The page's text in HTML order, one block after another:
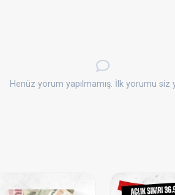
Henüz yorum yapılmamış. İlk yorumu siz